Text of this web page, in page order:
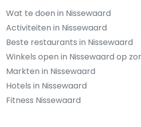
Wat te doen in Nissewaard
Activiteiten in Nissewaard
Beste restaurants in Nissewaard
Winkels open in Nissewaard op
Markten in Nissewaard
Hotels in Nissewaard
Fitness Nissewaard